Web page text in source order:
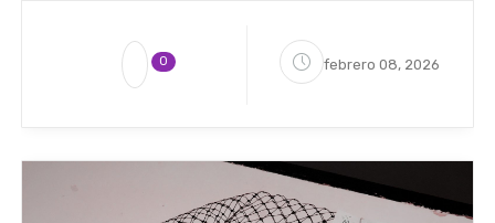
0 febrero 08, 2026